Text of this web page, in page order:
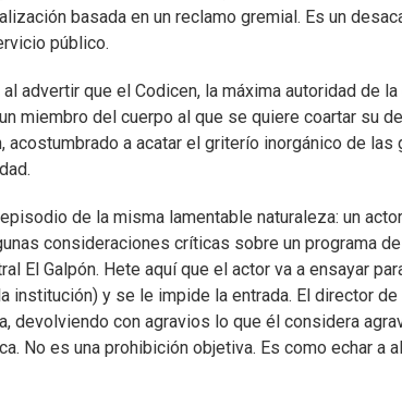
basada en un reclamo gremial. Es un
público.
advertir que el Codicen, la máxima autoridad de
miembro del cuerpo al que se quiere coartar su
a acatar el griterío inorgánico de las
de la misma lamentable naturaleza: un
consideraciones críticas sobre un programa
El Galpón. Hete aquí que el actor va a ensayar
institución) y se le impide la entrada. El director de
devolviendo con agravios lo que él considera
No es una prohibición objetiva. Es como echar a